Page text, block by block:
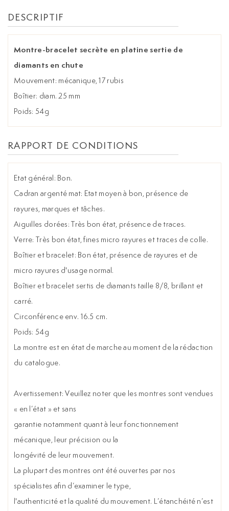
DESCRIPTIF
Montre-bracelet secrète en platine sertie de
diamants en chute
Mouvement: mécanique, 17 rubis
Boîtier: diam. 25 mm
Poids: 54g
RAPPORT DE CONDITIONS
Etat général: Bon.
Cadran argenté mat: Etat moyen à bon, présence de
rayures, marques et tâches.
Aiguilles dorées: Très bon état, présence de traces.
Verre: Très bon état, fines micro rayures et traces de colle.
Boîtier et bracelet: Bon état, présence de rayures et de
micro rayures d'usage normal.
Boîtier et bracelet sertis de diamants taille 8/8, brillant et
carré.
Circonférence env. 16.5 cm.
Poids: 54g
La montre est en état de marche au moment de la rédaction
du catalogue.
Avertissement: Veuillez noter que les montres sont vendues
« en l’état » et sans
garantie notamment quant à leur fonctionnement
mécanique, leur précision ou la
longévité de leur mouvement.
La plupart des montres ont été ouvertes par nos
spécialistes afin d’examiner le type,
l'authenticité et la qualité du mouvement. L’étanchéité n’est